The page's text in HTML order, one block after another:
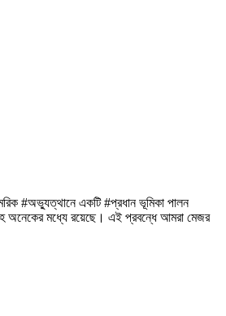
#অভ্যুত্থানে একটি #প্রধান ভূমিকা পালন
অনেকের মধ্যে রয়েছে। এই প্রবন্ধে আমরা মেজর